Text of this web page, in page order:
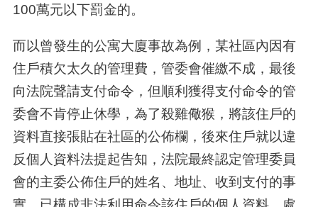
100萬元以下罰金的。
而以曾發生的公寓大廈事故為例，某社區內因有
住戶積欠太久的管理費，管委會催繳不成，最後
向法院聲請支付命令，但順利獲得支付命令的管
委會不肯停止休學，為了殺雞儆猴，將該住戶的
資料直接張貼在社區的公佈欄，後來住戶就以違
反個人資料法提起告知，法院最終認定管理委員
會的主委公佈住戶的姓名、地址、收到支付的事